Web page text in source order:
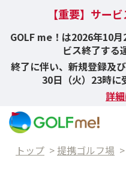
【重要】サー
GOLF me！は2026年10
ビス終了する
終了に伴い、新規登録及
30日（火）23時に
詳
トップ > 提携ゴルフ場 >